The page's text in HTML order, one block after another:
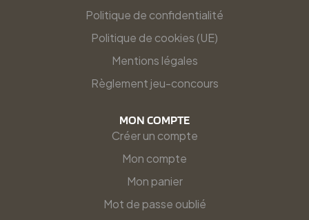
Politique de confidentialité
Politique de cookies (UE)
Mentions légales
Règlement jeu-concours
MON COMPTE
Créer un compte
Mon compte
Mon panier
Mot de passe oublié